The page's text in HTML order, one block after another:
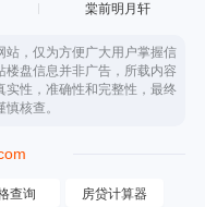
棠前明月轩
站，仅为方便广大用户掌握信
盘信息并非广告，所载内容
实性，准确性和完整性，最终
核查。
查询 房贷计算器